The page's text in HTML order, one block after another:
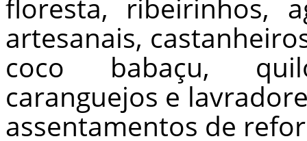
floresta, ribeirinhos,
artesanais,
coco babaçu,
caranguejos e
assentamentos de